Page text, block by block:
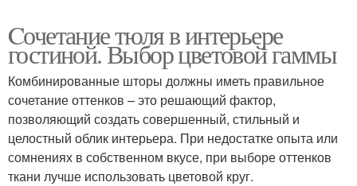
Cочетание тюля в интерьере
гостиной. Выбор цветовой гаммы
Комбинированные шторы должны иметь правильное
сочетание оттенков – это решающий фактор,
позволяющий создать совершенный, стильный и
целостный облик интерьера. При недостатке опыта или
сомнениях в собственном вкусе, при выборе оттенков
ткани лучше использовать цветовой круг.